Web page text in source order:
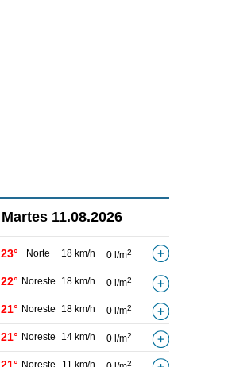
Martes 11.08.2026
23° Norte 18 km/h 0 l/m2
22° Noreste 18 km/h 0 l/m2
21° Noreste 18 km/h 0 l/m2
21° Noreste 14 km/h 0 l/m2
2